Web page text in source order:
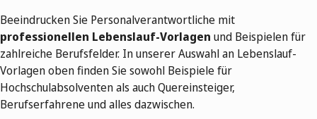
Beeindrucken Sie Personalverantwortliche mit
professionellen Lebenslauf-Vorlagen und Beispielen für
zahlreiche Berufsfelder. In unserer Auswahl an Lebenslauf-
Vorlagen oben finden Sie sowohl Beispiele für
Hochschulabsolventen als auch Quereinsteiger,
Berufserfahrene und alles dazwischen.